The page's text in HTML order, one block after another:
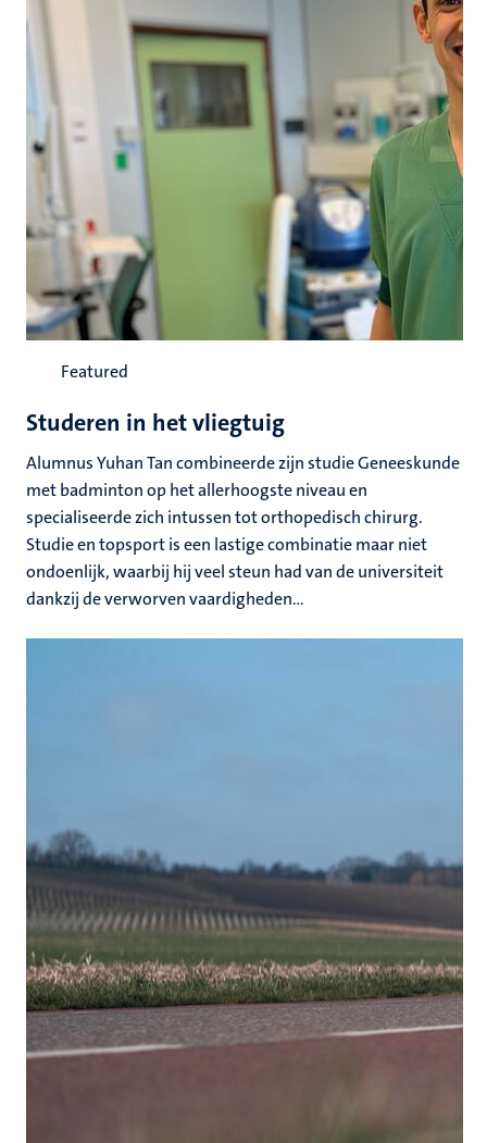
Featured
Studeren in het vliegtuig
Alumnus Yuhan Tan combineerde zijn studie Geneeskunde
met badminton op het allerhoogste niveau en
specialiseerde zich intussen tot orthopedisch chirurg.
Studie en topsport is een lastige combinatie maar niet
ondoenlijk, waarbij hij veel steun had van de universiteit
dankzij de verworven vaardigheden...